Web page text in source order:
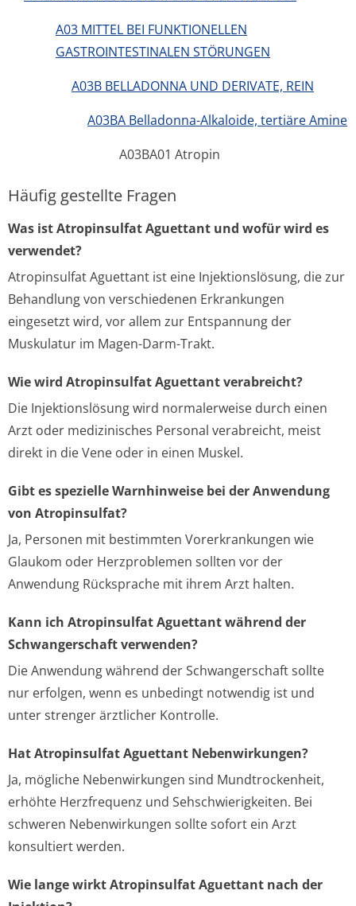
A03 MITTEL BEI FUNKTIONELLEN
GASTROINTESTINALEN STÖRUNGEN
A03B BELLADONNA UND DERIVATE, REIN
A03BA Belladonna-Alkaloide, tertiäre Amine
A03BA01 Atropin
Häufig gestellte Fragen
Was ist Atropinsulfat Aguettant und wofür wird es
verwendet?
Atropinsulfat Aguettant ist eine Injektionslösung, die zur
Behandlung von verschiedenen Erkrankungen
eingesetzt wird, vor allem zur Entspannung der
Muskulatur im Magen-Darm-Trakt.
Wie wird Atropinsulfat Aguettant verabreicht?
Die Injektionslösung wird normalerweise durch einen
Arzt oder medizinisches Personal verabreicht, meist
direkt in die Vene oder in einen Muskel.
Gibt es spezielle Warnhinweise bei der Anwendung
von Atropinsulfat?
Ja, Personen mit bestimmten Vorerkrankungen wie
Glaukom oder Herzproblemen sollten vor der
Anwendung Rücksprache mit ihrem Arzt halten.
Kann ich Atropinsulfat Aguettant während der
Schwangerschaft verwenden?
Die Anwendung während der Schwangerschaft sollte
nur erfolgen, wenn es unbedingt notwendig ist und
unter strenger ärztlicher Kontrolle.
Hat Atropinsulfat Aguettant Nebenwirkungen?
Ja, mögliche Nebenwirkungen sind Mundtrockenheit,
erhöhte Herzfrequenz und Sehschwierigkeiten. Bei
schweren Nebenwirkungen sollte sofort ein Arzt
konsultiert werden.
Wie lange wirkt Atropinsulfat Aguettant nach der